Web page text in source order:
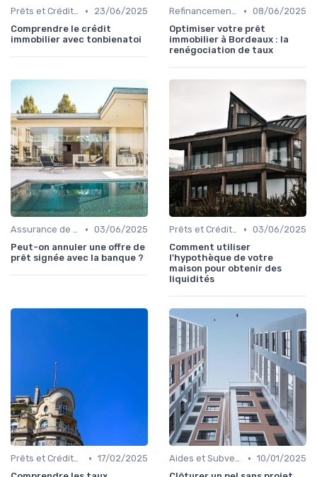
Prêts et Crédits Immobiliers •
23/06/2025
Comprendre le crédit
immobilier avec tonbienatoi
Refinancement et Renégociation de Prêt • 08/06/2025
Optimiser votre prêt
immobilier à Bordeaux : la
renégociation de taux
Assurance de Prêt Immobilier • 03/06/2025
Peut-on annuler une offre de
prêt signée avec la banque ?
Prêts et Crédits Immobiliers • 03/06/2025
Comment utiliser
l'hypothèque de votre
maison pour obtenir des
liquidités
Prêts et Crédits Immobiliers • 17/02/2025
Aides et Subventions Immobilières • 10/01/2025